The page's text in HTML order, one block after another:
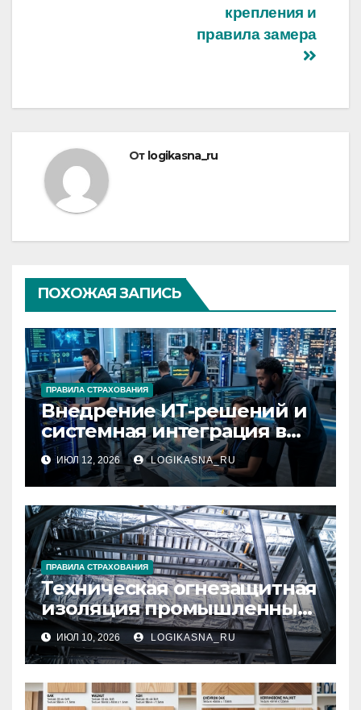
крепления и
правила замера
От logikasna_ru
ПОХОЖАЯ ЗАПИСЬ
ПРАВИЛА СТРАХОВАНИЯ
Внедрение ИТ-решений и
системная интеграция в
бизнесе
ИЮЛ 12, 2026 LOGIKASNA_RU
ПРАВИЛА СТРАХОВАНИЯ
Техническая огнезащитная
изоляция промышленных
конструкций
ИЮЛ 10, 2026 LOGIKASNA_RU